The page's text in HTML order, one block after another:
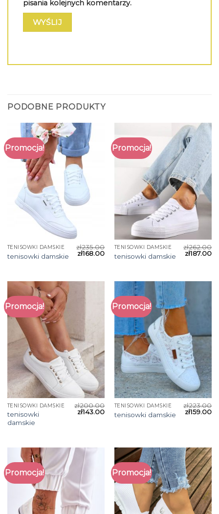
pisania kolejnych komentarzy.
PODOBNE PRODUKTY
Promocja!
TENISOWKI DAMSKIE
tenisowki damskie
zł235.00
zł168.00
Promocja!
TENISOWKI DAMSKIE
tenisowki damskie
zł262.00
zł187.00
Promocja!
TENISOWKI DAMSKIE
tenisowki
damskie
zł200.00
zł143.00
Promocja!
TENISOWKI DAMSKIE
tenisowki damskie
zł223.00
zł159.00
Promocja! Promocja!